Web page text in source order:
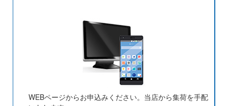
WEBページからお申込みください。当店から集荷を手配